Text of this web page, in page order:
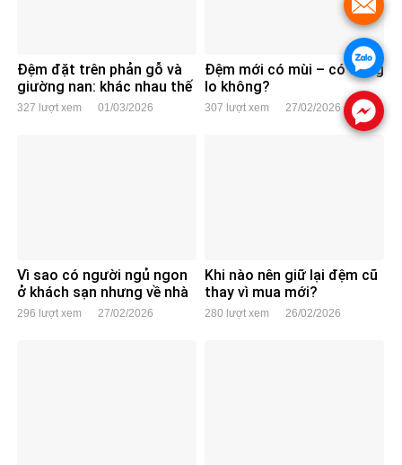
Đệm đặt trên phản gỗ và
giường nan: khác nhau thế
nào?
327 lượt xem 01/03/2026
Đệm mới có mùi – có đáng
lo không?
307 lượt xem 27/02/2026
Vì sao có người ngủ ngon
ở khách sạn nhưng về nhà
lại mất ngủ?
296 lượt xem 27/02/2026
Khi nào nên giữ lại đệm cũ
thay vì mua mới?
280 lượt xem 26/02/2026
.
.
.